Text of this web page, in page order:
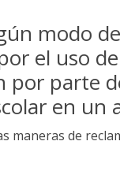
modo de
el uso
por parte
en un
maneras de